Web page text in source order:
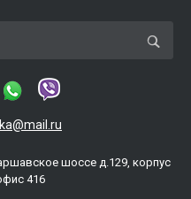
шоссе д.129, корпус
416